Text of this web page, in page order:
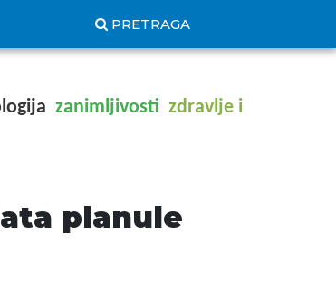
PRETRAGA
zanimljivosti zdravlje i
planule